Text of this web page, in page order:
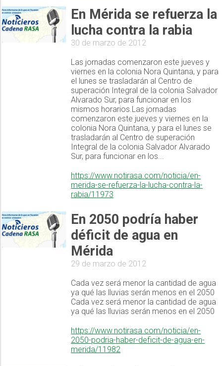
En Mérida se refuerza la
lucha contra la rabia
30 de marzo de 2012
Las jornadas comenzaron este jueves y
viernes en la colonia Nora Quintana, y para
el lunes se trasladarán al Centro de
superación Integral de la colonia Salvador
Alvarado Sur, para funcionar en los
mismos horarios.Las jornadas
comenzaron este jueves y viernes en la
colonia Nora Quintana, y para el lunes se
trasladarán al Centro de superación
Integral de la colonia Salvador Alvarado
Sur, para funcionar en los...
https://www.notirasa.com/noticia/en-
merida-se-refuerza-la-lucha-contra-la-
rabia/11973
En 2050 podría haber
déficit de agua en
Mérida
29 de marzo de 2012
Cada vez será menor la cantidad de agua
ya qué las lluvias serán menos en el 2050
Cada vez será menor la cantidad de agua
ya qué las lluvias serán menos en el 2050
https://www.notirasa.com/noticia/en-
2050-podria-haber-deficit-de-agua-en-
merida/11982